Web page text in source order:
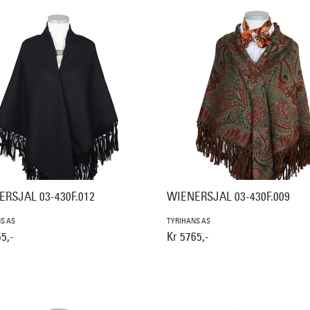
03-430F.012
AS
WIENERSJAL 03-430F.009
TYRIHANS AS
Kr 5765,-